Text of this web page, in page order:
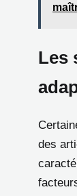
Les
des